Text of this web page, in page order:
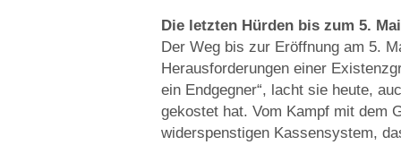
Die letzten Hürden bis zum 5. Mai
Der Weg bis zur Eröffnung am 5.
Herausforderungen einer
ein Endgegner“, lacht sie heute,
gekostet hat. Vom Kampf mit dem
widerspenstigen Kassensystem,